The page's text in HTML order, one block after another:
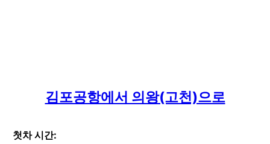
김포공항에서 의왕(고천)으로
첫차 시간: